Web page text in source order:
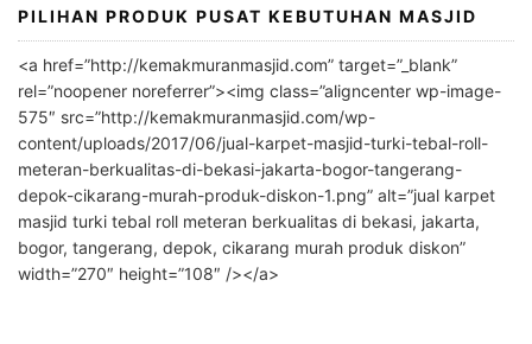
PILIHAN PRODUK PUSAT KEBUTUHAN MASJID
<a href=”http://kemakmuranmasjid.com” target=”_blank”
rel=”noopener noreferrer”><img class=”aligncenter wp-image-
575″ src=”http://kemakmuranmasjid.com/wp-
content/uploads/2017/06/jual-karpet-masjid-turki-tebal-roll-
meteran-berkualitas-di-bekasi-jakarta-bogor-tangerang-
depok-cikarang-murah-produk-diskon-1.png” alt=”jual karpet
masjid turki tebal roll meteran berkualitas di bekasi, jakarta,
bogor, tangerang, depok, cikarang murah produk diskon”
width=”270″ height=”108″ /></a>